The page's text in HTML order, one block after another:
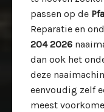
passen op de
Reparatie en
204 2026
dan ook het
deze
eenvoudig zelf
meest